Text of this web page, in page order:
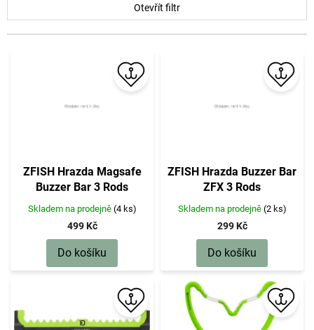
Otevřít filtr
ý
p
ZFISH Hrazda Magsafe
Buzzer Bar 3 Rods
Skladem na prodejně (4 ks)
499 Kč
Do košíku
ZFISH Hrazda Buzzer Bar
ZFX 3 Rods
Skladem na prodejně (2 ks)
299 Kč
Do košíku